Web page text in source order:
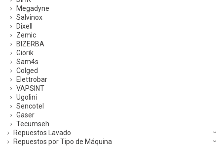
Megadyne
Salvinox
Dixell
Zemic
BIZERBA
Giorik
Sam4s
Colged
Elettrobar
VAPSINT
Ugolini
Sencotel
Gaser
Tecumseh
Repuestos Lavado
Repuestos por Tipo de Máquina